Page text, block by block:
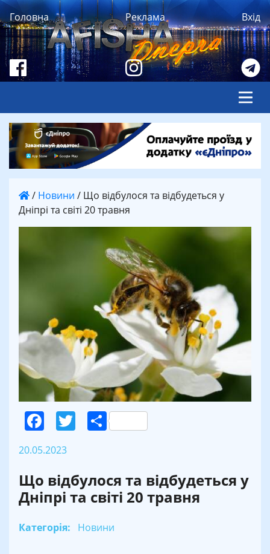
Головна Реклама Вхід
/ Новини / Що відбулося та відбудеться у
Дніпрі та світі 20 травня
Facebook
Twitter
Поділитися
20.05.2023
Що відбулося та відбудеться у
Дніпрі та світі 20 травня
Категорія: Новини